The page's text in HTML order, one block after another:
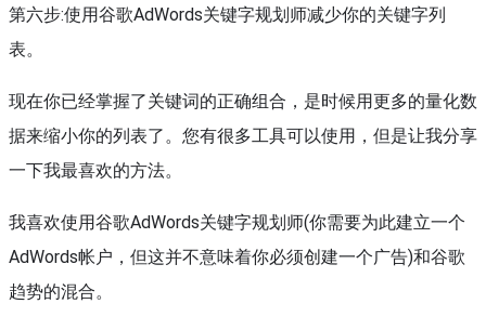
第六步:使用谷歌AdWords关键字规划师减少你的关键字列
表。
现在你已经掌握了关键词的正确组合，是时候用更多的量化数
据来缩小你的列表了。您有很多工具可以使用，但是让我分享
一下我最喜欢的方法。
我喜欢使用谷歌AdWords关键字规划师(你需要为此建立一个
AdWords帐户，但这并不意味着你必须创建一个广告)和谷歌
趋势的混合。